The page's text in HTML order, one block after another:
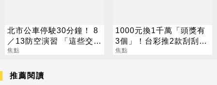
北市公車停駛30分鐘！ 8
／13防空演習 「這些交通
工具」全面管制
焦點
1000元換1千萬「頭獎有
3個」！台彩推2款刮刮樂
總獎金逾33億
焦點
推薦閱讀